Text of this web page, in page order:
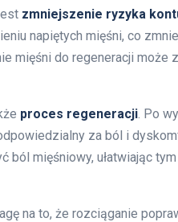
zmniejszenie ryzyka
napiętych mięśni, co
mięśni do regeneracji może
proces regeneracji . Po
za ból i
ból mięśniowy, ułatwiając
na to, że rozciąganie